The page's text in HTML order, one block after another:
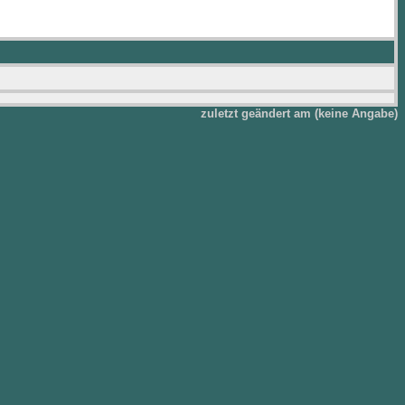
zuletzt geändert am (keine Angabe)